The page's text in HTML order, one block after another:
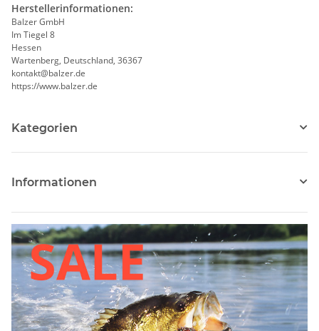
Herstellerinformationen:
Balzer GmbH
Im Tiegel 8
Hessen
Wartenberg, Deutschland, 36367
kontakt@balzer.de
https://www.balzer.de
Kategorien
Informationen